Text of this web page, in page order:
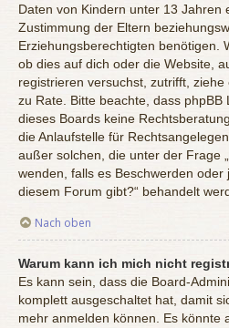
Daten von Kindern unter 13 Jahren
Zustimmung der Eltern
Erziehungsberechtigten benötigen.
ob dies auf dich oder die Website,
registrieren versuchst, zutrifft,
zu Rate. Bitte beachte, dass phpBB
dieses Boards keine
die Anlaufstelle für
außer solchen, die unter der Frage
wenden, falls es Beschwerden oder
diesem Forum gibt?“ behandelt
Nach oben
Warum kann ich mich nicht
Es kann sein, dass die Board-
komplett ausgeschaltet hat, damit
mehr anmelden können. Es könnte